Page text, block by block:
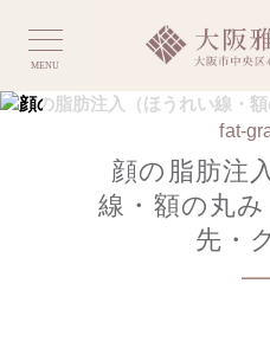
MENU
fat-
顔の脂肪注
線・額の丸
先・